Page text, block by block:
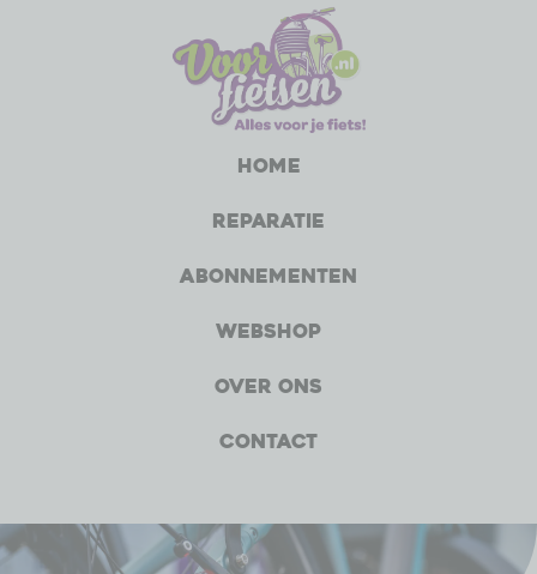
Home
Reparatie
Abonnementen
Webshop
Over ons
Contact